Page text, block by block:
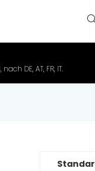
DE, AT, FR, IT.